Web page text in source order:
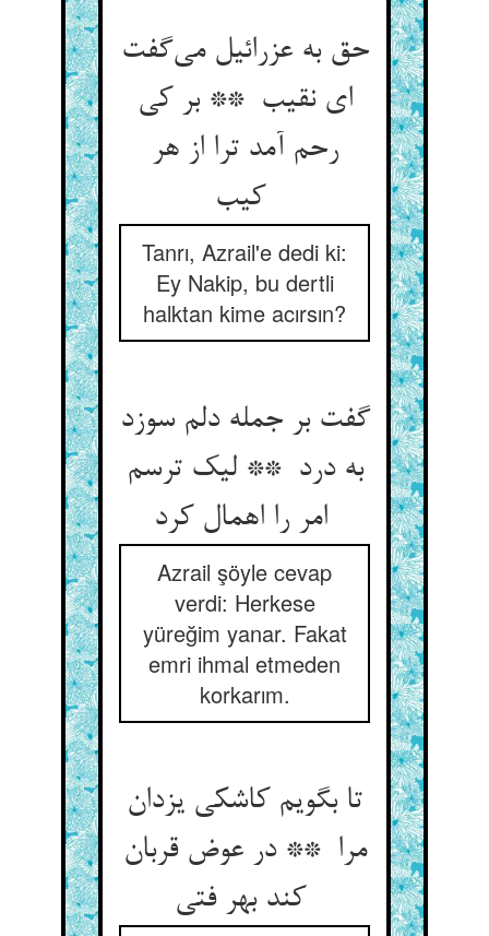
حق به عزرائیل می‌گفت
ای نقیب ** بر کی
رحم آمد ترا از هر
Tanrı, Azrail'e dedi ki:
Ey Nakip, bu dertli
halktan kime acırsın?
گفت بر جمله دلم سوزد
به درد ** لیک ترسم
امر را اهمال کرد
Azrail şöyle cevap
verdi: Herkese
yüreğim yanar. Fakat
emri ihmal etmeden
korkarım.
تا بگویم کاشکی یزدان
مرا ** در عوض قربان